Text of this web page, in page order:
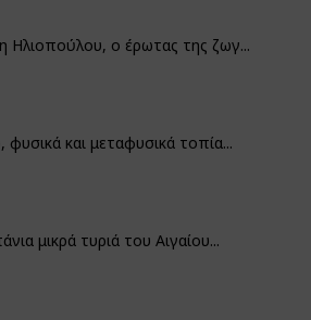
Ηλιοπούλου, ο έρωτας της ζωγ...
φυσικά και μεταφυσικά τοπία...
μικρά τυριά του Αιγαίου...